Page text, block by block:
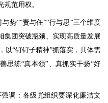
规范用权。
势”“责与任”“行与思”三个维度
集团突破瓶颈、实现高质量发展
以“钉钉子精神”抓落实，具体需
思练“真本领”、真抓实干扬“好
调：各级党组织要深化廉洁文